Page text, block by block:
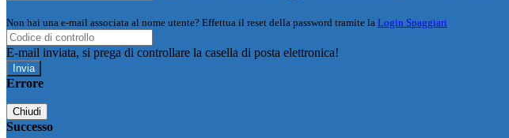
Non hai una e-mail associata al nome utente? Effettua il reset della password tramite la Login Spaggiari
E-mail inviata, si prega di controllare la casella di posta elettronica!
Errore
Chiudi
Successo